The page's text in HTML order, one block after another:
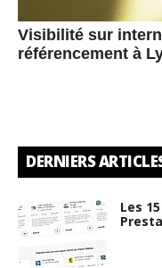
Visibilité sur
référencement à
DERNIERS
Les